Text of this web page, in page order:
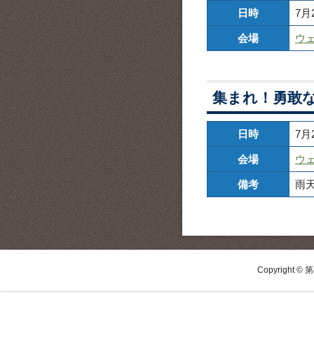
日時 7
会場 ウ
集まれ！勇敢
日時 7
会場 ウ
備考 雨
Copyright ©